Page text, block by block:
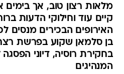
מלאות רצון טוב, אך בימים
קיים עוד וחילוקי הדעות
האירופים הבכירים מנסים
בן סלמאן שקוע בפרשת
בחקירת רוסיה, דיוני הפסגה
המנהיגים